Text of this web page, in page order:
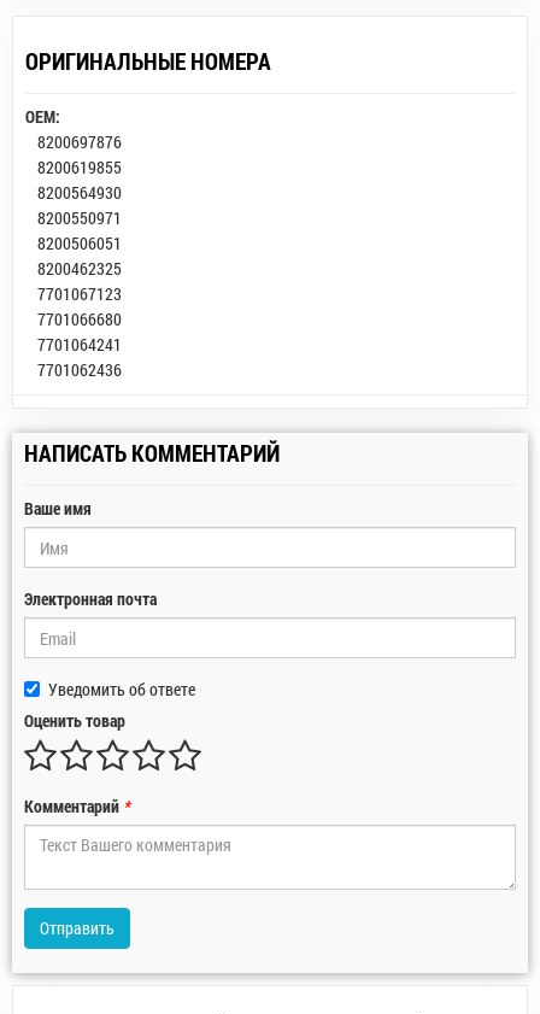
ОРИГИНАЛЬНЫЕ НОМЕРА
OEM:
8200697876
8200619855
8200564930
8200550971
8200506051
8200462325
7701067123
7701066680
7701064241
7701062436
НАПИСАТЬ КОММЕНТАРИЙ
Ваше имя
Электронная почта
Уведомить об ответе
Оценить товар
Комментарий *
Отправить